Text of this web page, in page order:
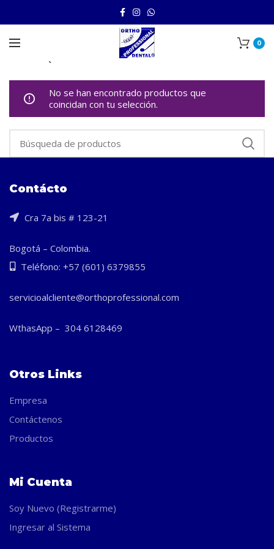
0
No se han encontrado productos que
coincidan con tu selección.
Contácto
Cra 7a bis # 123-21
Bogotá – Colombia.
Teléfono: +57 (601) 6379855
servicioalcliente@orthoprofessional.com
WthasApp – 304 6128469
Otros Links
Empresa
Contáctenos
Productos
Mi Cuenta
Soy Nuevo (Registrarme)
Ingresar al Sistema